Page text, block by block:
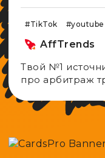
AffTrends
Твой №1
про арбитраж
#TikTok #youtube